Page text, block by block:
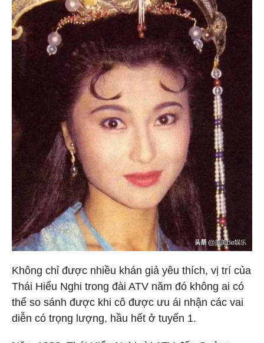
Không chỉ được nhiều khán giả yêu thích, vị trí của
Thái Hiểu Nghi trong đài ATV năm đó không ai có
thể so sánh được khi cô được ưu ái nhận các vai
diễn có trọng lượng, hầu hết ở tuyến 1.